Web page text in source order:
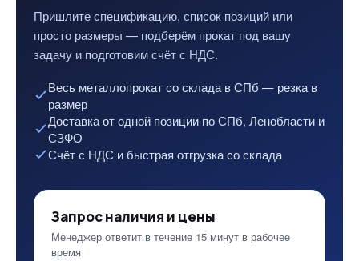
Пришлите спецификацию, список позиций или
просто размеры — подберём прокат под вашу
задачу и подготовим счёт с НДС.
Весь металлопрокат со склада в СПб — резка в
размер
Доставка от одной позиции по СПб, Ленобласти и
СЗФО
Счёт с НДС и быстрая отгрузка со склада
Запрос наличия и цены
Менеджер ответит в течение 15 минут в рабочее
время